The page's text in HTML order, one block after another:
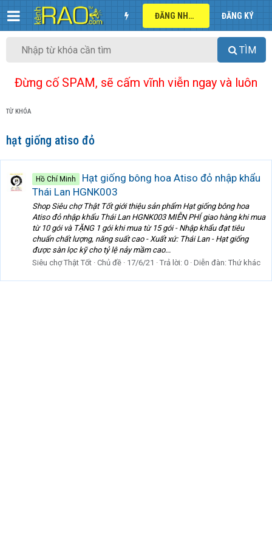
ĐĂNG NHẬP ĐĂNG KÝ
TÌM
Đừng cố SPAM, sẽ cấm vĩnh viễn ngay và luôn
TỪ KHÓA
hạt giống atiso đỏ
Hồ Chí Minh
Hạt giống bông hoa Atiso đỏ nhập khẩu
Thái Lan HGNK003
Shop Siêu chợ Thật Tốt giới thiệu sản phẩm Hạt giống bông hoa
Atiso đỏ nhập khẩu Thái Lan HGNK003 MIỄN PHÍ giao hàng khi mua
từ 10 gói và TẶNG 1 gói khi mua từ 15 gói - Nhập khẩu đạt tiêu
chuẩn chất lượng, năng suất cao - Xuất xứ: Thái Lan - Hạt giống
được sàn lọc kỹ cho tỷ lệ nảy mầm cao...
Siêu chợ Thật Tốt Chủ đề 17/6/21 Trả lời: 0 Diễn đàn: Thứ khác